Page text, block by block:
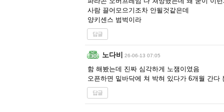
사람 끌어모으기조차 안될것같은데
양키센스 범벅이라
답글
노다비 26-06-13 07:05
함 해봤는데 진짜 심각하게 노잼이였음
오픈하면 밑바닥에 쳐 박혀 있다가 6개월 간다
답글